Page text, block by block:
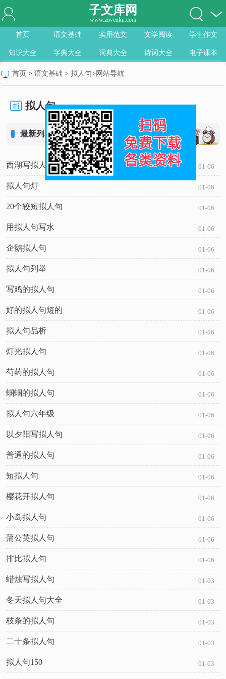
子文库网
www.ziwenku.com
首页 语文基础 实用范文 文学阅读 学生作文
知识大全 字典大全 词典大全 诗词大全 电子课本
首页 >语文基础 >拟人句> 网站导航
拟人句
最新列表
西湖写拟人句 01-06
拟人句灯 01-06
20个较短拟人句 01-06
用拟人句写水 01-06
企鹅拟人句 01-06
拟人句列举 01-06
写鸡的拟人句 01-06
好的拟人句短的 01-06
拟人句品析 01-06
灯光拟人句 01-06
芍药的拟人句 01-06
蝈蝈的拟人句 01-06
拟人句六年级 01-06
以夕阳写拟人句 01-06
普通的拟人句 01-06
短拟人句 01-06
樱花开拟人句 01-06
小岛拟人句 01-06
蒲公英拟人句 01-06
排比拟人句 01-06
蜡烛写拟人句 01-03
冬天拟人句大全 01-03
枝条的拟人句 01-03
二十条拟人句 01-03
拟人句150 01-03